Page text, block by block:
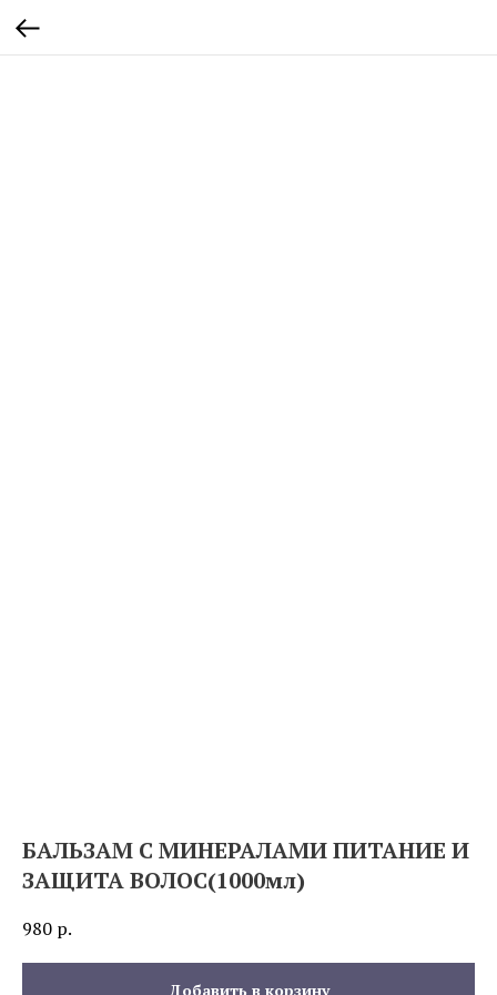
БАЛЬЗАМ С МИНЕРАЛАМИ ПИТАНИЕ И
ЗАЩИТА ВОЛОС(1000мл)
980 р.
Добавить в корзину